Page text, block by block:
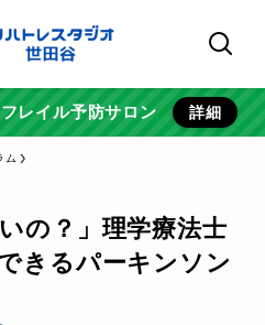
レイル予防サロン 詳細
ム
の？」理学療法士
きるパーキンソン